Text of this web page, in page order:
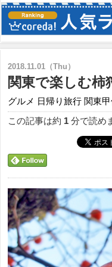
2018.11.01（Thu）
関東で楽しむ柿
グルメ 日帰り旅行 関東
この記事は約 1 分で読め